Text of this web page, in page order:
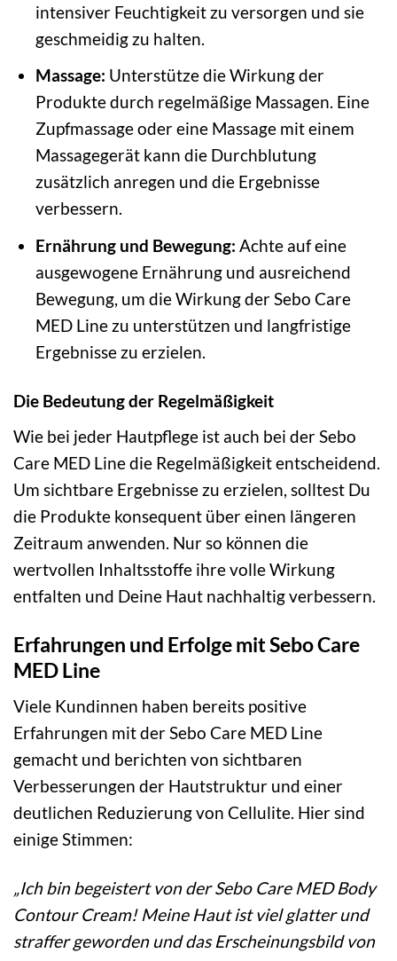
intensiver Feuchtigkeit zu versorgen und sie
geschmeidig zu halten.
Massage: Unterstütze die Wirkung der
Produkte durch regelmäßige Massagen. Eine
Zupfmassage oder eine Massage mit einem
Massagegerät kann die Durchblutung
zusätzlich anregen und die Ergebnisse
verbessern.
Ernährung und Bewegung: Achte auf eine
ausgewogene Ernährung und ausreichend
Bewegung, um die Wirkung der Sebo Care
MED Line zu unterstützen und langfristige
Ergebnisse zu erzielen.
Die Bedeutung der Regelmäßigkeit
Wie bei jeder Hautpflege ist auch bei der Sebo
Care MED Line die Regelmäßigkeit entscheidend.
Um sichtbare Ergebnisse zu erzielen, solltest Du
die Produkte konsequent über einen längeren
Zeitraum anwenden. Nur so können die
wertvollen Inhaltsstoffe ihre volle Wirkung
entfalten und Deine Haut nachhaltig verbessern.
Erfahrungen und Erfolge mit Sebo Care
MED Line
Viele Kundinnen haben bereits positive
Erfahrungen mit der Sebo Care MED Line
gemacht und berichten von sichtbaren
Verbesserungen der Hautstruktur und einer
deutlichen Reduzierung von Cellulite. Hier sind
einige Stimmen:
„Ich bin begeistert von der Sebo Care MED Body
Contour Cream! Meine Haut ist viel glatter und
straffer geworden und das Erscheinungsbild von